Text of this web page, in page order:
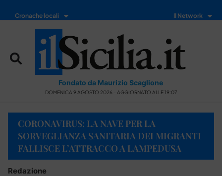
Cronache locali Il Network
Fondato da Maurizio Scaglione
DOMENICA 9 AGOSTO 2026 - AGGIORNATO ALLE 19:07
CORONAVIRUS: LA NAVE PER LA
SORVEGLIANZA SANITARIA DEI MIGRANTI
FALLISCE L’ATTRACCO A LAMPEDUSA
Redazione